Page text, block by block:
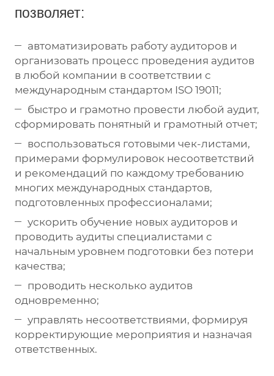
позволяет:
автоматизировать работу аудиторов и
организовать процесс проведения аудитов
в любой компании в соответствии с
международным стандартом ISO 19011;
быстро и грамотно провести любой аудит,
сформировать понятный и грамотный отчет;
воспользоваться готовыми чек-листами,
примерами формулировок несоответствий
и рекомендаций по каждому требованию
многих международных стандартов,
подготовленных профессионалами;
ускорить обучение новых аудиторов и
проводить аудиты специалистами с
начальным уровнем подготовки без потери
качества;
проводить несколько аудитов
одновременно;
управлять несоответствиями, формируя
корректирующие мероприятия и назначая
ответственных.